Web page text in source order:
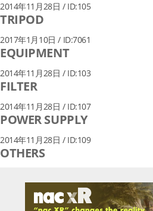
2014年11月28日 / ID:105
TRIPOD
2017年1月10日 / ID:7061
EQUIPMENT
2014年11月28日 / ID:103
FILTER
2014年11月28日 / ID:107
POWER SUPPLY
2014年11月28日 / ID:109
OTHERS